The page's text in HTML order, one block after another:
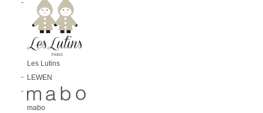
Les Lutins
LEWEN
mabo